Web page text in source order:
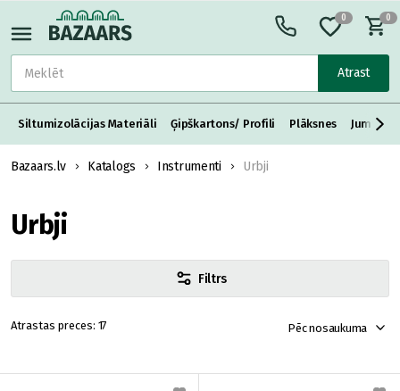
Atrast
0 0
Siltumizolācijas Materiāli Ģipškartons/ Profili Plāksnes Jumta
Bazaars.lv Katalogs Instrumenti Urbji
Urbji
Filtrs
17 Pēc nosaukuma